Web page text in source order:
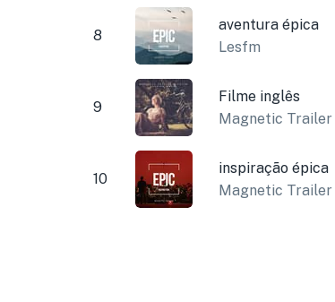
8
aventura épica
Lesfm
9
Filme inglês
Magnetic Trailer
10
inspiração épica
Magnetic Trailer